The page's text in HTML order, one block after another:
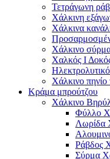
Τετράγωνη
Χάλκινη
Χάλκινα
Χάλκινο
Χαλκός Ι
Χάλκινο πηνίο
Κράμα μπρούτζου
Χάλκινο
Φύλλο
Λωρίδα
Ράβδος
Σύρμα